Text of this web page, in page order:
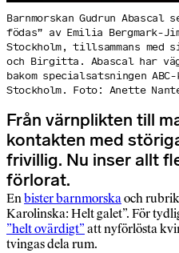
Barnmorskan Gudrun
födas” av Emilia Bergmark-
Stockholm, tillsammans med
och Birgitta. Abascal har
bakom specialsatsningen
Stockholm. Foto: Anette
Från värnplikten till
kontakten med
frivillig. Nu inser allt
förlorat.
Enbister barnmorskaoch
Karolinska: Helt galet”. För
”helt ovärdigt” att nyförlösta
tvingas dela rum.